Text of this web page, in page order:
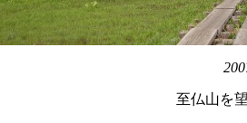
至仏山を